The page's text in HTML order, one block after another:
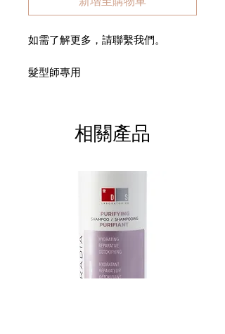
如需了解更多，請聯繫我們。
髮型師專用
相關產品